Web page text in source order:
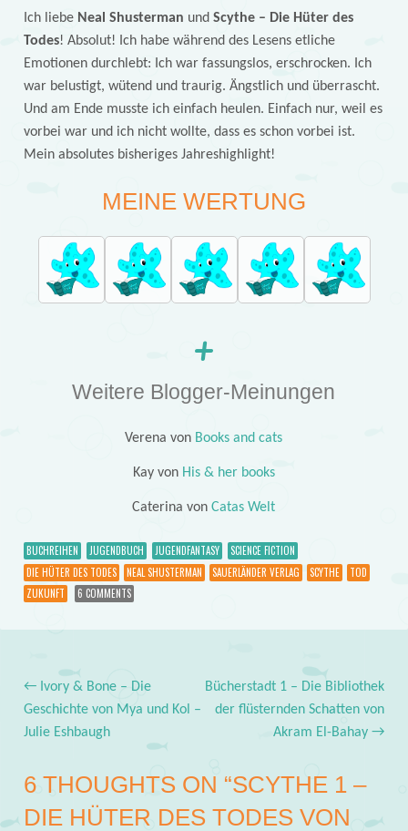
Ich liebe Neal Shusterman und Scythe – Die Hüter des
Todes! Absolut! Ich habe während des Lesens etliche
Emotionen durchlebt: Ich war fassungslos, erschrocken. Ich
war belustigt, wütend und traurig. Ängstlich und überrascht.
Und am Ende musste ich einfach heulen. Einfach nur, weil es
vorbei war und ich nicht wollte, dass es schon vorbei ist.
Mein absolutes bisheriges Jahreshighlight!
MEINE WERTUNG
+
Weitere Blogger-Meinungen
Verena von Books and cats
Kay von His & her books
Caterina vonCatas Welt
BUCHREIHEN JUGENDBUCH JUGENDFANTASY
SCIENCE FICTION
DIE HÜTER DES TODES
NEAL SHUSTERMAN SAUERLÄNDER VERLAG SCYTHE
TOD
ZUKUNFT
6 COMMENTS
Post navigation
←Ivory & Bone – Die
Geschichte von Mya und Kol –
Julie Eshbaugh
Bücherstadt 1 – Die Bibliothek
der flüsternden Schatten von
Akram El-Bahay→
6 THOUGHTS ON “SCYTHE 1 –
DIE HÜTER DES TODES VON